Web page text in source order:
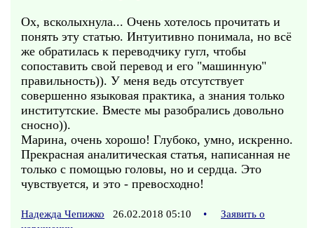
Ох, всколыхнула... Очень хотелось прочитать и
понять эту статью. Интуитивно понимала, но всё
же обратилась к переводчику гугл, чтобы
сопоставить свой перевод и его "машинную"
правильность)). У меня ведь отсутствует
совершенно языковая практика, а знания только
институтские. Вместе мы разобрались довольно
сносно)).
Марина, очень хорошо! Глубоко, умно, искренно.
Прекрасная аналитическая статья, написанная не
только с помощью головы, но и сердца. Это
чувствуется, и это - превосходно!
Надежда Чепижко 26.02.2018 05:10 •
Заявить о